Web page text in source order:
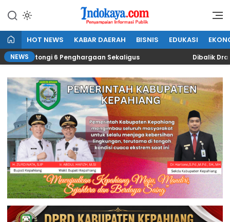
konten
IndoKaya
Penyampaian Informasi Publik
HOT NEWS KABAR DAERAH BISNIS EDUKASI
NEWS 6 Penghargaan Sekaligus Dibalik Drama